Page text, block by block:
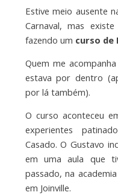
Estive meio ausente
Carnaval, mas
fazendo um curso
Quem me
estava por dentro
por lá também).
O curso aconteceu
experientes
Casado. O Gustavo
em uma aula que
passado, na
em Joinville.